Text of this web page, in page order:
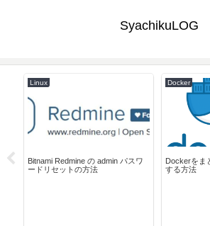
SyachikuLOG
Linux
Bitnami Redmine の admin パスワ
ードリセットの方法
Docker
Dockerをま
する方法